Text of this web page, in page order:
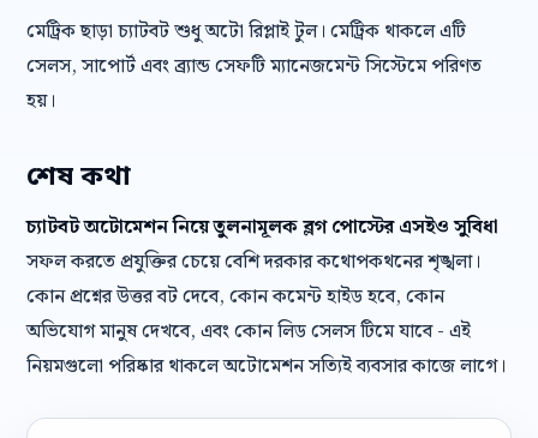
মেট্রিক ছাড়া চ্যাটবট শুধু অটো রিপ্লাই টুল। মেট্রিক থাকলে এটি
সেলস, সাপোর্ট এবং ব্র্যান্ড সেফটি ম্যানেজমেন্ট সিস্টেমে পরিণত
হয়।
শেষ কথা
চ্যাটবট অটোমেশন নিয়ে তুলনামূলক ব্লগ পোস্টের এসইও সুবিধা
সফল করতে প্রযুক্তির চেয়ে বেশি দরকার কথোপকথনের শৃঙ্খলা।
কোন প্রশ্নের উত্তর বট দেবে, কোন কমেন্ট হাইড হবে, কোন
অভিযোগ মানুষ দেখবে, এবং কোন লিড সেলস টিমে যাবে - এই
নিয়মগুলো পরিষ্কার থাকলে অটোমেশন সত্যিই ব্যবসার কাজে লাগে।